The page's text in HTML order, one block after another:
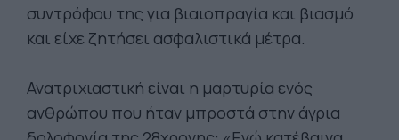
συντρόφου της για βιαιοπραγία και βιασμό
και είχε ζητήσει ασφαλιστικά μέτρα.
Ανατριχιαστική είναι η μαρτυρία ενός
ανθρώπου που ήταν μπροστά στην άγρια